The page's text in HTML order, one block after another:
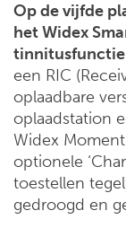
Op de vijfde
het Widex
tinnitusfunctie
een RIC
oplaadbare
oplaadstation
Widex
optionele
toestellen
gedroogd en